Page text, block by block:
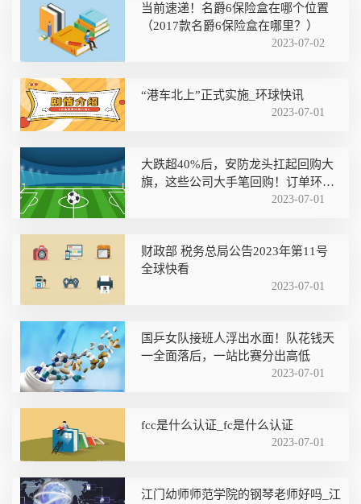
当前速递！名爵6保险盒在哪个位置
（2017款名爵6保险盒在哪里？）
2023-07-02
“港车北上”正式实施_环球快讯
2023-07-01
大跌超40%后，安防龙头扛起回购大
旗，这些公司大手笔回购！订单环比
暴增64%，日均增速超三成，国庆旅
2023-07-01
财政部 税务总局公告2023年第11号
全球快看
2023-07-01
国乒女队接班人浮出水面！队花钱天
一全面落后，一站比赛分出高低
2023-07-01
fcc是什么认证_fc是什么认证
2023-07-01
江门幼师师范学院的钢琴老师好吗_江